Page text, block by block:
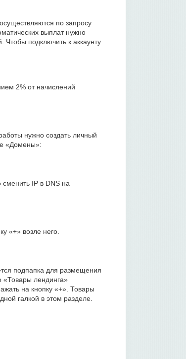
по запросу
выплат нужно
Чтобы подключить к аккаунту
2% от начислений
нужно создать личный
«Домены»:
IP в DNS на
«+» возле него.
подпапка для размещения
«Товары лендинга»
на кнопку «+». Товары
галкой в этом разделе.